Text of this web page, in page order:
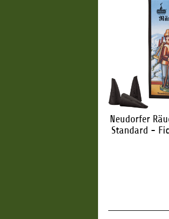
Neudorfer
Standard -